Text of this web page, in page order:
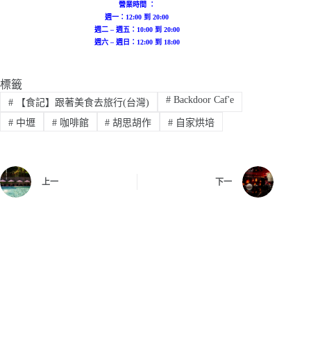
營業時間 ：
週一：12:00 到 20:00
週二 – 週五：10:00 到 20:00
週六 – 週日：12:00 到 18:00
標籤
#【食記】跟著美食去旅行(台灣) #Backdoor Caf'e
#中壢 #咖啡館 # 胡思胡作 # 自家烘培
上一 下一